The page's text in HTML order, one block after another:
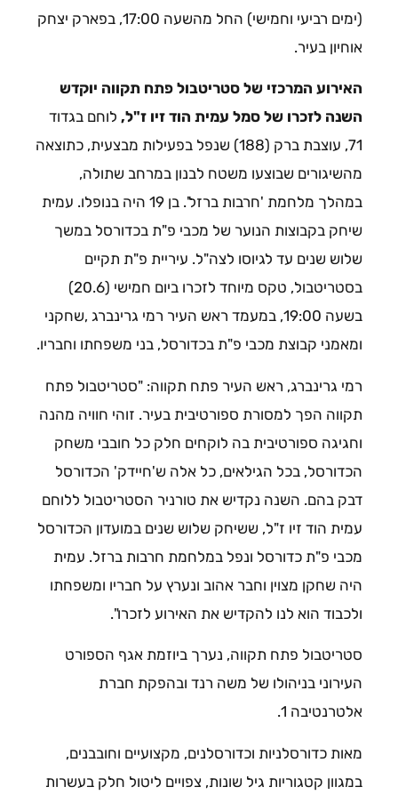
(ימים רביעי וחמישי) החל מהשעה 17:00, בפארק יצחק
אוחיון בעיר.
האירוע המרכזי של סטריטבול פתח תקווה יוקדש
השנה לזכרו של סמל עמית הוד זיו ז"ל, לוחם בגדוד
71, עוצבת ברק (188) שנפל בפעילות מבצעית, כתוצאה
מהשיגורים שבוצעו משטח לבנון במרחב שתולה,
במהלך מלחמת 'חרבות ברזל'. בן 19 היה בנופלו. עמית
שיחק בקבוצות הנוער של מכבי פ"ת בכדורסל במשך
שלוש שנים עד לגיוסו לצה"ל. עיריית פ"ת תקיים
בסטריטבול, טקס מיוחד לזכרו ביום חמישי (20.6)
בשעה 19:00, במעמד ראש העיר רמי גרינברג ,שחקני
ומאמני קבוצת מכבי פ"ת בכדורסל, בני משפחתו וחבריו.
רמי גרינברג, ראש העיר פתח תקווה: "סטריטבול פתח
תקווה הפך למסורת ספורטיבית בעיר. זוהי חוויה מהנה
וחגיגה ספורטיבית בה לוקחים חלק כל חובבי משחק
הכדורסל, בכל הגילאים, כל אלה ש'חיידק' הכדורסל
דבק בהם. השנה נקדיש את טורניר הסטריטבול ללוחם
עמית הוד זיו ז"ל, ששיחק שלוש שנים במועדון הכדורסל
מכבי פ"ת כדורסל ונפל במלחמת חרבות ברזל. עמית
היה שחקן מצוין וחבר אהוב ונערץ על חבריו ומשפחתו
ולכבוד הוא לנו להקדיש את האירוע לזכרו".
סטריטבול פתח תקווה, נערך ביוזמת אגף הספורט
העירוני בניהולו של משה רנד ובהפקת חברת
אלטרנטיבה 1.
מאות כדורסלניות וכדורסלנים, מקצועיים וחובבנים,
במגוון קטגוריות גיל שונות, צפויים ליטול חלק בעשרות